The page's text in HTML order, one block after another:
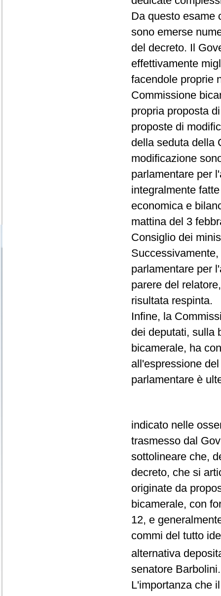
Da questo esame
sono emerse
del decreto. Il
effettivamente
facendole proprie
Commissione
propria proposta
proposte di
della seduta della
modificazione
parlamentare per
integralmente
economica e
mattina del 3
Consiglio dei
parlamentare per
parere del
risultata respinta.
Infine, la
dei deputati, sulla
bicamerale, ha
all'espressione
parlamentare è
indicato nelle
trasmesso dal
sottolineare che,
decreto, che si
originate da
bicamerale, con
12, e
commi del tutto
alternativa
senatore Barbolini.
L'importanza che